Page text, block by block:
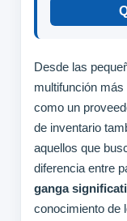
Desde las
multifunción
como un
de inventario
aquellos que
diferencia entre
ganga
conocimiento de